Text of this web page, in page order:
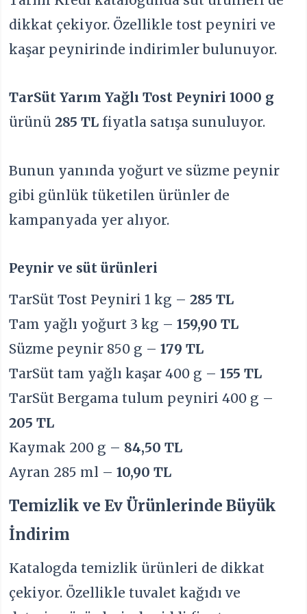
dikkat çekiyor. Özellikle tost peyniri ve
kaşar peynirinde indirimler bulunuyor.
TarSüt Yarım Yağlı Tost Peyniri 1000 g
ürünü285 TL fiyatla satışa sunuluyor.
Bunun yanında yoğurt ve süzme peynir
gibi günlük tüketilen ürünler de
kampanyada yer alıyor.
Peynir ve süt ürünleri
TarSüt Tost Peyniri 1 kg –285 TL
Tam yağlı yoğurt 3 kg –159,90 TL
Süzme peynir 850 g –179 TL
TarSüt tam yağlı kaşar 400 g –155 TL
TarSüt Bergama tulum peyniri 400 g –
205 TL
Kaymak 200 g – 84,50 TL
Ayran 285 ml –10,90 TL
Temizlik ve Ev Ürünlerinde Büyük
İndirim
Katalogda temizlik ürünleri de dikkat
çekiyor. Özellikle tuvalet kağıdı ve